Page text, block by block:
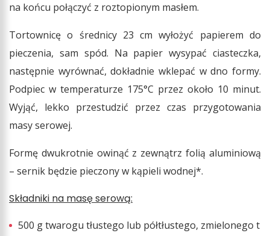
na końcu połączyć z roztopionym masłem.
Tortownicę o średnicy 23 cm wyłożyć papierem do
pieczenia, sam spód. Na papier wysypać ciasteczka,
następnie wyrównać, dokładnie wklepać w dno formy.
Podpiec w temperaturze 175°C przez około 10 minut.
Wyjąć, lekko przestudzić przez czas przygotowania
masy serowej.
Formę dwukrotnie owinąć z zewnątrz folią aluminiową
– sernik będzie pieczony w kąpieli wodnej*.
Składniki na masę serową:
500 g twarogu tłustego lub półtłustego, zmielonego t